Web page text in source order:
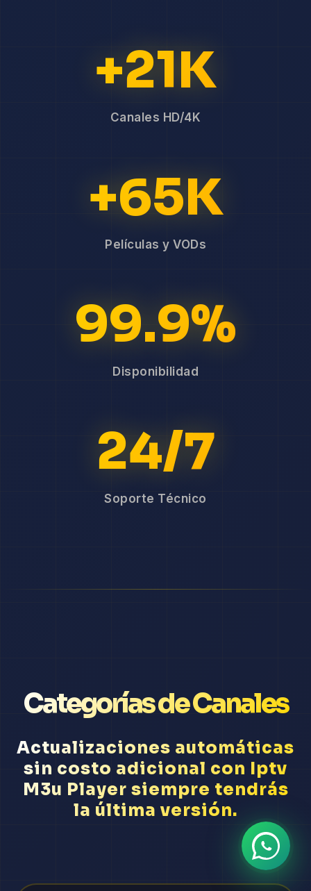
+21K
Canales HD/4K
+65K
Películas y VODs
99.9%
Disponibilidad
24/7
Soporte Técnico
Categorías de Canales
Actualizaciones automáticas
sin costo adicional con Iptv
M3u Player siempre tendrás
la última versión.